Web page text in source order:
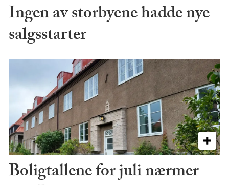
Ingen av storbyene hadde nye
salgsstarter
Boligtallene for juli nærmer